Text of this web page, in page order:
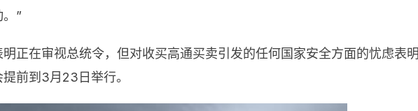
”
正在审视总统令，但对收买高通买卖引发的任何国家安全方面的忧虑表
前到3月23日举行。